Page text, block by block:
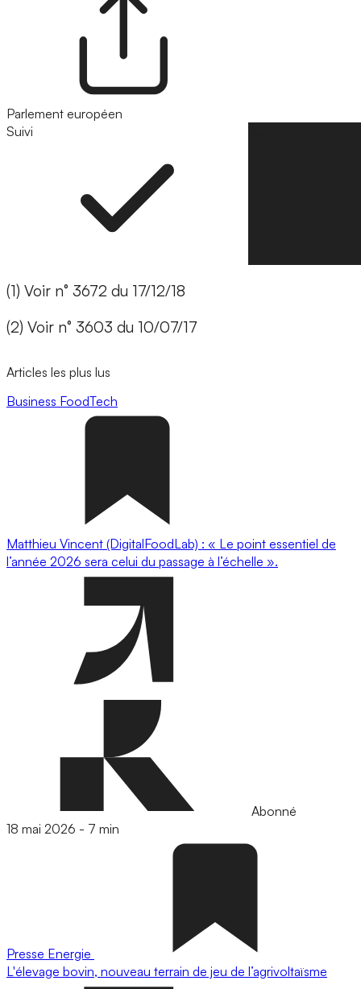
Parlement européen
Suivi
(1) Voir n° 3672 du 17/12/18
(2) Voir n° 3603 du 10/07/17
Articles les plus lus
Business FoodTech
Matthieu Vincent (DigitalFoodLab) : « Le point essentiel de
l’année 2026 sera celui du passage à l’échelle ».
Abonné
18 mai 2026 - 7 min
Presse Energie
L'élevage bovin, nouveau terrain de jeu de l’agrivoltaïsme